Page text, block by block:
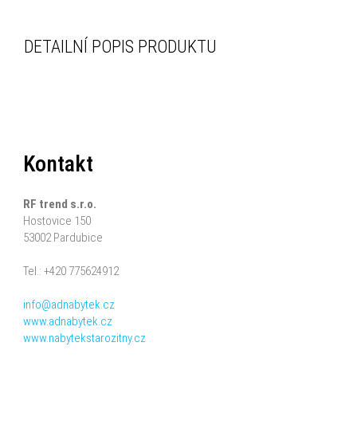
DETAILNÍ POPIS PRODUKTU
Kontakt
RF trend s.r.o.
Hostovice 150
53002 Pardubice
Tel.: +420 775624912
info@adnabytek.cz
www.adnabytek.cz
www.nabytekstarozitny.cz